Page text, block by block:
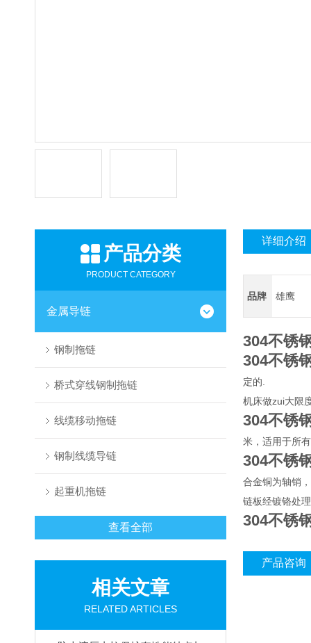
产品分类
PRODUCT CATEGORY
金属导链
钢制拖链
桥式穿线钢制拖链
线缆移动拖链
钢制线缆导链
起重机拖链
查看全部
相关文章
RELATED ARTICLES
详细介绍
品牌 雄鹰
304不锈
304不锈
定的.
机床做zui大限
304不锈
米，适用于所
304不锈
合金铜为轴销
链板经镀铬处
304不锈
产品咨询